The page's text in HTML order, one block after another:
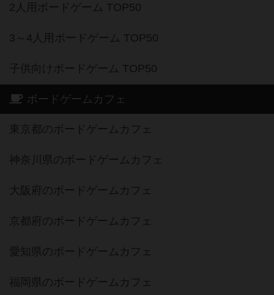
2人用ボードゲーム TOP50
3～4人用ボードゲーム TOP50
子供向けボードゲーム TOP50
ボードゲームカフェ
東京都のボードゲームカフェ
神奈川県のボードゲームカフェ
大阪府のボードゲームカフェ
京都府のボードゲームカフェ
愛知県のボードゲームカフェ
福岡県のボードゲームカフェ